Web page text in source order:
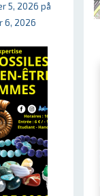
5, 2026 på
6, 2026